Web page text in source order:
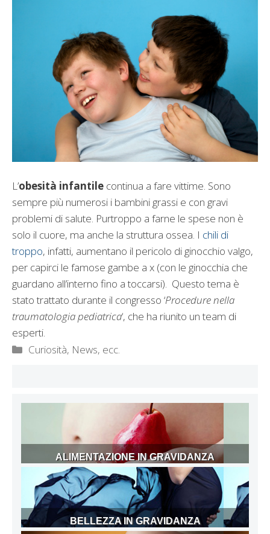
L’obesità infantile continua a fare vittime. Sono
sempre più numerosi i bambini grassi e con gravi
problemi di salute. Purtroppo a farne le spese non è
solo il cuore, ma anche la struttura ossea. I chili di
troppo, infatti, aumentano il pericolo di ginocchio valgo,
per capirci le famose gambe a x (con le ginocchia che
guardano all’interno fino a toccarsi). Questo tema è
stato trattato durante il congresso ‘Procedure nella
traumatologia pediatrica‘, che ha riunito un team di
esperti.
Categorie
Curiosità, News, ecc.
ALIMENTAZIONE IN GRAVIDANZA
BELLEZZA IN GRAVIDANZA